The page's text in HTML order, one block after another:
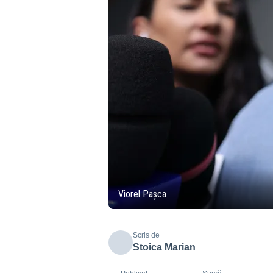
Viorel Pașca
Scris de
Stoica Marian